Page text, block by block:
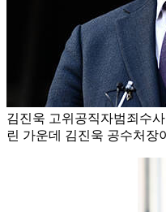
김진욱 고위공직자범죄수
린 가운데 김진욱 공수처장